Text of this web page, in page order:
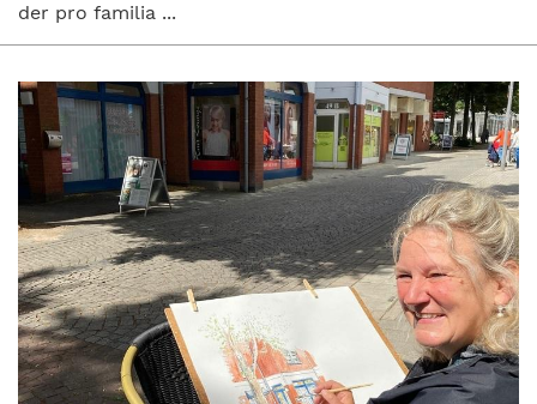
der pro familia ...